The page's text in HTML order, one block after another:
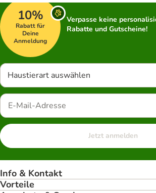
10%
Rabatt für
Deine
Anmeldung
Verpasse keine
Rabatte und Gutscheine!
Haustierart auswählen
Jetzt anmelden
Info & Kontakt
Vorteile